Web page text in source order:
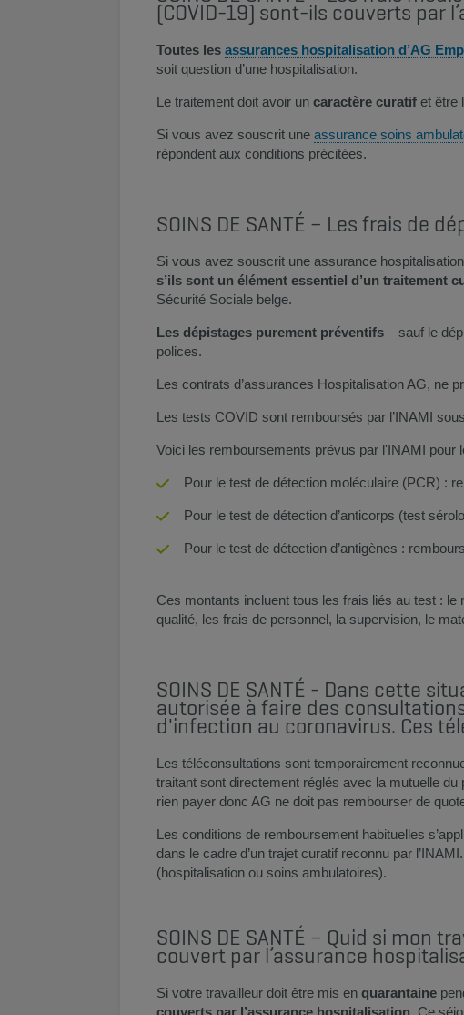
(COVID-19) sont-ils couverts par
Toutes les assurances hospitalisation d’AG
soit question d’une hospitalisation.
Le traitement doit avoir un caractère curatif et être
Si vous avez souscrit une assurance soins
répondent aux conditions précitées.​
SOINS DE SANTÉ – Les frais de
Si vous avez souscrit une assurance
s’ils sont un élément essentiel d’un traitement
Sécurité Sociale belge.
Les dépistages purement préventifs – sauf le
polices.
Les contrats d’assurances Hospitalisation AG, ne
Les tests COVID sont remboursés par l’INAMI
Voici les remboursements prévus par l'INAMI pour
Pour le test de détection moléculaire (PCR) :
Pour le test de détection d’anticorps (test
Pour le test de détection d’antigènes :
Ces montants incluent tous les frais liés au test : le
qualité, les frais de personnel, la supervision, le
SOINS DE SANTÉ - Dans cette
autorisée à faire des
d'infection au coronavirus. Ces
Les téléconsultations sont temporairement
traitant sont directement réglés avec la mutuelle du
rien payer donc AG ne doit pas rembourser de
Les conditions de remboursement habituelles
dans le cadre d’un trajet curatif reconnu par
(hospitalisation ou soins ambulatoires).
SOINS DE SANTÉ – Quid si mon
couvert par l’assurance
Si votre travailleur doit être mis en quarantaine
couverts par l’assurance hospitalisation. Ce